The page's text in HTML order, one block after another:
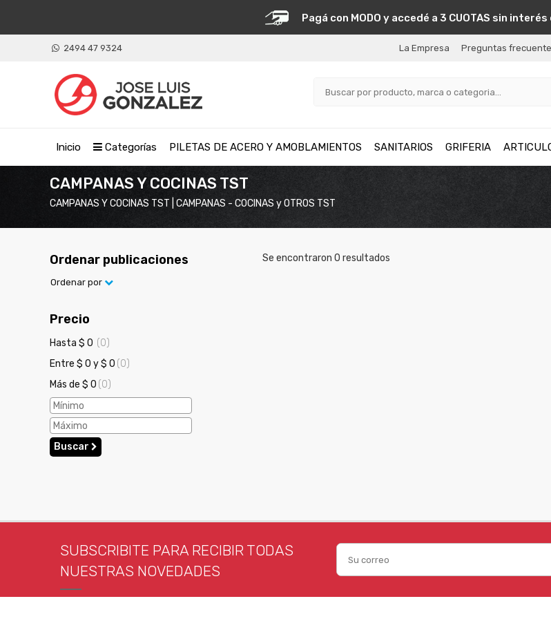
Pagá con MODO y accedé a 3 CUOTAS sin
2494 47 9324 La Empresa Preguntas
Inicio Categorías PILETAS DE ACERO Y AMOBLAMIENTOS SANITARIOS GRIFERIA
CAMPANAS Y COCINAS TST
CAMPANAS Y COCINAS TST | CAMPANAS - COCINAS y OTROS TST
Ordenar publicaciones
Ordenar por
Precio
Hasta $ 0 (0)
Entre $ 0 y $ 0 (0)
Más de $ 0 (0)
Buscar
Se encontraron 0 resultados
SUBSCRIBITE PARA RECIBIR TODAS
NUESTRAS NOVEDADES